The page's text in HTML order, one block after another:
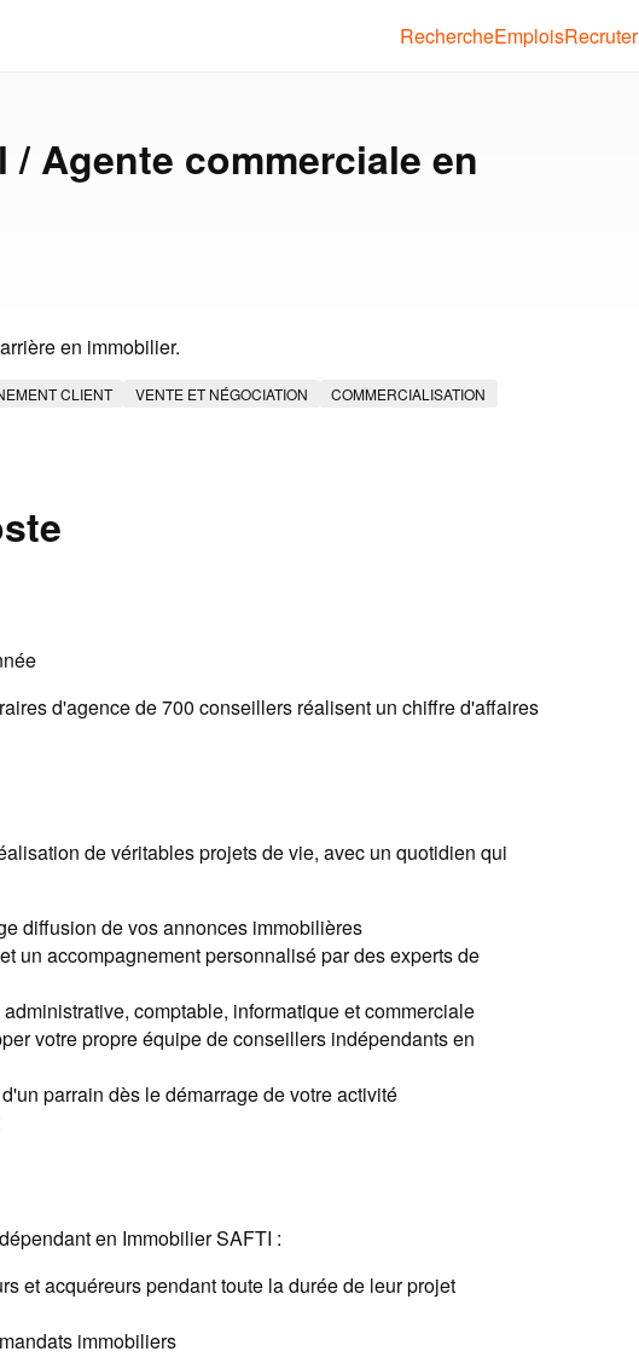
RechercheEmploisRecruter
Agente commerciale en
en immobilier.
CLIENT VENTE ET NÉGOCIATION COMMERCIALISATION
d'agence de 700 conseillers réalisent un chiffre d'affaires
de véritables projets de vie, avec un quotidien qui
diffusion de vos annonces immobilières
un accompagnement personnalisé par des experts de
comptable, informatique et commerciale
votre propre équipe de conseillers indépendants en
parrain dès le démarrage de votre activité
en Immobilier SAFTI :
et acquéreurs pendant toute la durée de leur projet
immobiliers